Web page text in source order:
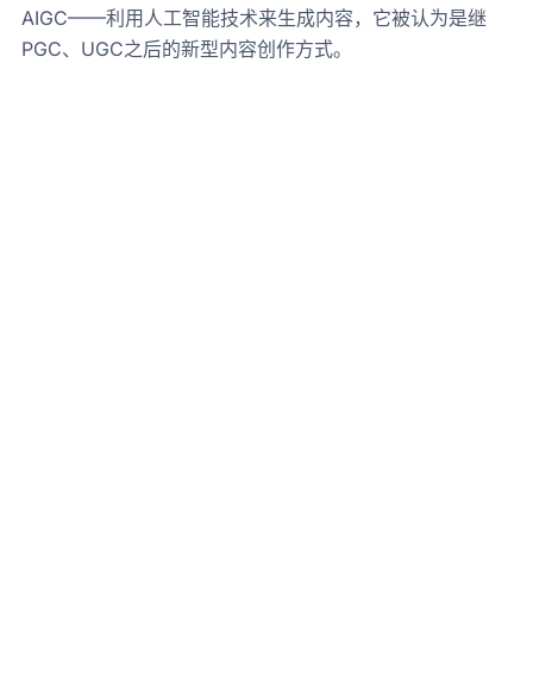
AIGC——利用人工智能技术来生成内容，它被认为是继
PGC、UGC之后的新型内容创作方式。